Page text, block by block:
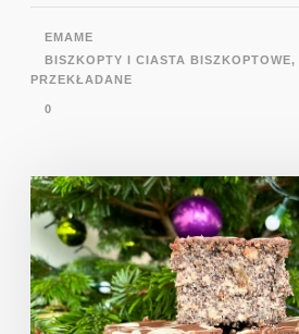
EMAME
BISZKOPTY I CIASTA BISZKOPTOWE,
PRZEKŁADANE
0